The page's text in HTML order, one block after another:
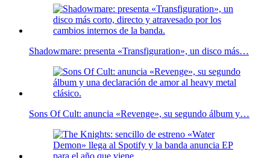
Shadowmare: presenta «Transfiguration», un disco más…
Sons Of Cult: anuncia «Revenge», su segundo álbum y…